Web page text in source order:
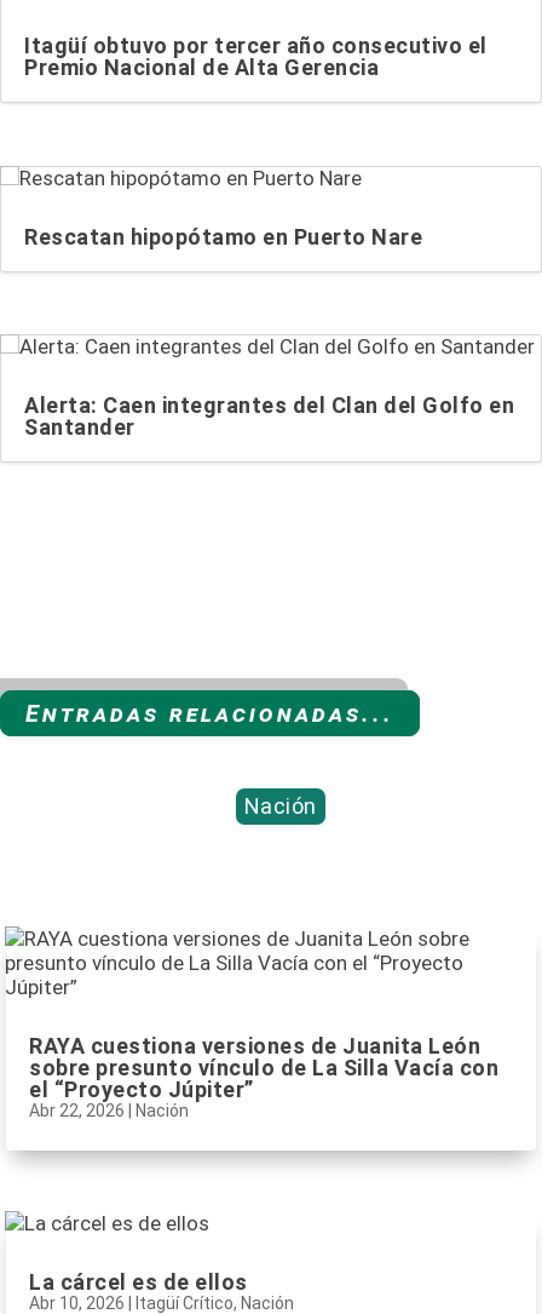
Itagüí obtuvo por tercer año consecutivo el
Premio Nacional de Alta Gerencia
Rescatan hipopótamo en Puerto Nare
Alerta: Caen integrantes del Clan del Golfo en
Santander
Entradas relacionadas...
Nación
RAYA cuestiona versiones de Juanita León
sobre presunto vínculo de La Silla Vacía con
el “Proyecto Júpiter”
Abr 22, 2026 Nación
La cárcel es de ellos
Abr 10, 2026 Itagüí Crítico, Nación